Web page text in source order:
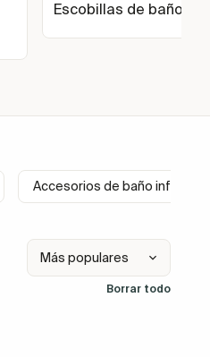
Escobillas de baño
Accesorios de baño infantiles
Borrar todo